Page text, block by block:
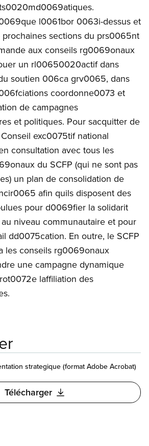
l0061bor 0063i-dessus et
sections du prs0065nt
aux conseils rg0069onaux
un rl00650020actif dans
soutien 006ca grv0065, dans
coordonne0073 et
de campagnes
et politiques. Pour sacquitter de
exc0075tif national
consultation avec tous les
du SCFP (qui ne sont pas
un plan de consolidation de
afin quils disposent des
pour d0069fier la solidarit
niveau communautaire et pour
dd0075cation. En outre, le SCFP
les conseils rg0069onaux
une campagne dynamique
laffiliation des
strategique (format Adobe Acrobat)
Télécharger